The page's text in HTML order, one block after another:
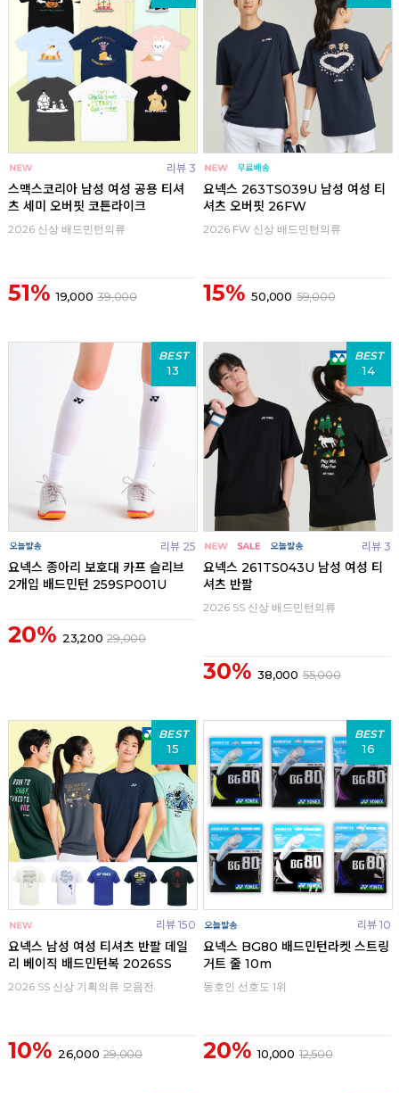
리뷰 3
스맥스코리아 남성 여성 공용 티셔
츠 세미 오버핏 코튼라이크
2026 신상 배드민턴의류
51% 19,000 39,000
요넥스 263TS039U 남성 여성 티
셔츠 오버핏 26FW
2026 FW 신상 배드민턴의류
15% 50,000 59,000
BEST
13
리뷰 25
요넥스 종아리 보호대 카프 슬리브
2개입 배드민턴 259SP001U
20% 23,200 29,000
BEST
14
리뷰 3
요넥스 261TS043U 남성 여성 티
셔츠 반팔
2026 SS 신상 배드민턴의류
30% 38,000 55,000
BEST
15
리뷰 150
요넥스 남성 여성 티셔츠 반팔 데일
리 베이직 배드민턴복 2026SS
2026 SS 신상 기획의류 모음전
10% 26,000 29,000
BEST
16
리뷰 10
요넥스 BG80 배드민턴라켓 스트링
거트 줄 10m
동호인 선호도 1위
20% 10,000 12,500